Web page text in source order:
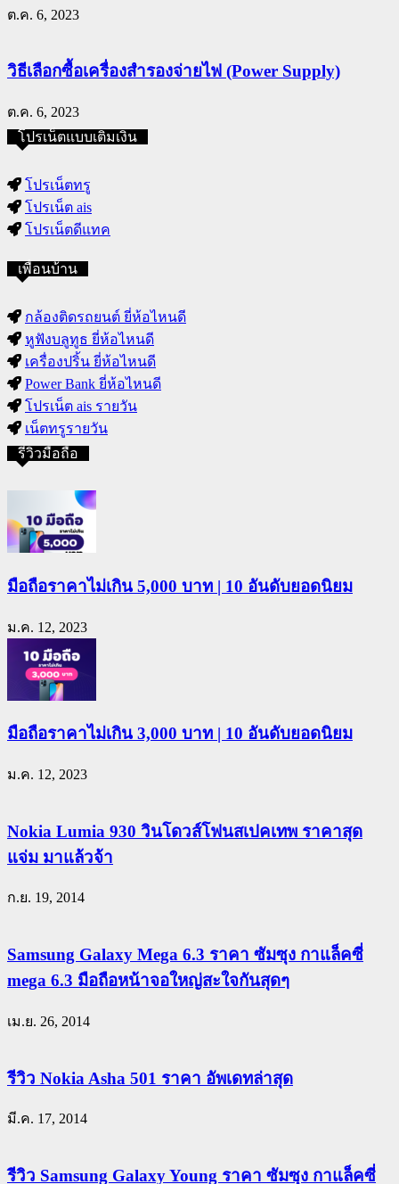
ต.ค. 6, 2023
วิธีเลือกซื้อเครื่องสำรองจ่ายไฟ (Power Supply)
ต.ค. 6, 2023
โปรเน็ตแบบเติมเงิน
โปรเน็ตทรู
โปรเน็ต ais
โปรเน็ตดีแทค
เพื่อนบ้าน
กล้องติดรถยนต์ ยี่ห้อไหนดี
หูฟังบลูทูธ ยี่ห้อไหนดี
เครื่องปริ้น ยี่ห้อไหนดี
Power Bank ยี่ห้อไหนดี
โปรเน็ต ais รายวัน
เน็ตทรูรายวัน
รีวิวมือถือ
มือถือราคาไม่เกิน 5,000 บาท | 10 อันดับยอดนิยม
ม.ค. 12, 2023
มือถือราคาไม่เกิน 3,000 บาท | 10 อันดับยอดนิยม
ม.ค. 12, 2023
Nokia Lumia 930 วินโดวส์โฟนสเปคเทพ ราคาสุด
แจ่ม มาแล้วจ้า
ก.ย. 19, 2014
Samsung Galaxy Mega 6.3 ราคา ซัมซุง กาแล็คซี่
mega 6.3 มือถือหน้าจอใหญ่สะใจกันสุดๆ
เม.ย. 26, 2014
รีวิว Nokia Asha 501 ราคา อัพเดทล่าสุด
มี.ค. 17, 2014
รีวิว Samsung Galaxy Young ราคา ซัมซุง กาแล็คซี่